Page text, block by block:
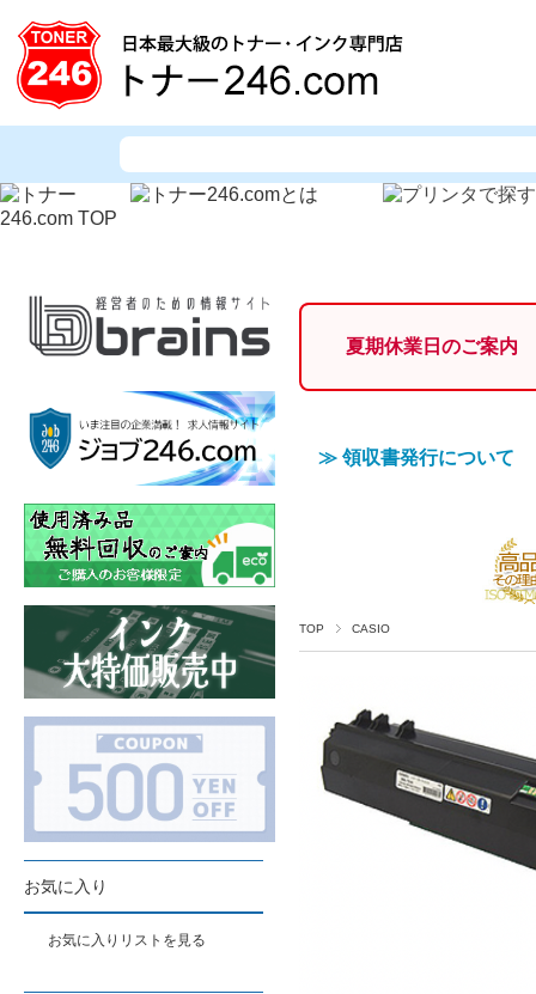
夏期休業日のご案内
≫ 領収書発行について
TOP CASIO
お気に入り
お気に入りリストを見る